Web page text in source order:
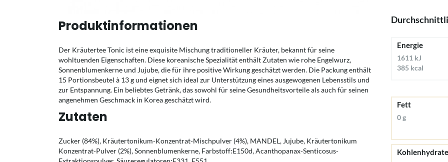
Produktinformationen
Der Kräutertee Tonic ist eine exquisite Mischung traditioneller Kräuter, bekannt für seine
wohltuenden Eigenschaften. Diese koreanische Spezialität enthält Zutaten wie rohe Engelwurz,
Sonnenblumenkerne und Jujube, die für ihre positive Wirkung geschätzt werden. Die Packung enthält
15 Portionsbeutel à 13 g und eignet sich ideal zur Unterstützung eines ausgewogenen Lebensstils und
zur Entspannung. Ein beliebtes Getränk, das sowohl für seine Gesundheitsvorteile als auch für seinen
angenehmen Geschmack in Korea geschätzt wird.
Zutaten
Zucker (84%), Kräutertonikum-Konzentrat-Mischpulver (4%), MANDEL, Jujube, Kräutertonikum
Konzentrat-Pulver (2%), Sonnenblumenkerne, Farbstoff:E150d, Acanthopanax-Senticosus-
Energie
1611 kJ
385 kcal
Fett
0 g
Kohlenhydrate